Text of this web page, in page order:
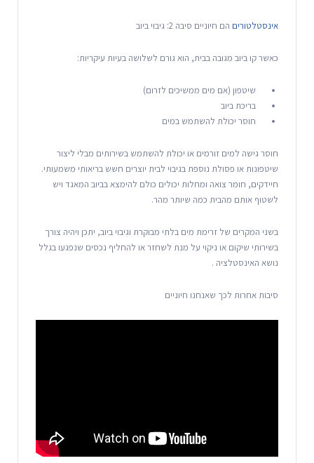
אינסטלטורים הם חיוניים סיבה 2: גיבוי ביוב
כאשר קו ביוב מגובה בבית, הוא גורם לשלושה בעיות עיקריות:
שיטפון (אם מים ממשיכים לזרום)
בריכת ביוב
חוסר יכולת להשתמש במים
חוסר גישה למים זורמים או יכולת להשתמש בשירותים מבלי ליצור
שיטפונות או פסולת נוספת בגיבוי לבית יוצרים חשש בריאותי משמעותי.
חיידקים, חומר צואה ומחלות יכולים כולם להימצא בביוב המאגד ויש
לשטוף אותם מהבית כמה שיותר מהר.
בשני המקרים של זרימת מים בלתי מבוקרת וגיבוי ביוב, יתכן ויהיה צורך
בשירותי שיקום או ניקוי על מנת לשחזר או להחליף נכסים שנפגעו בגלל
נושא האינסטלציה .
סיבות אחרות לכך שאנחנו חיוניים